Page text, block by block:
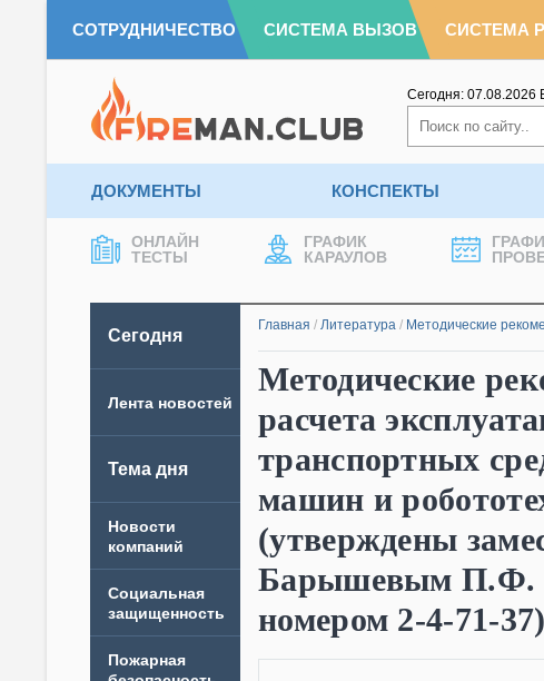
СОТРУДНИЧЕСТВО СИСТЕМА ВЫЗОВ СИСТЕМА
Сегодня: 07.08.2026
ДОКУМЕНТЫ КОНСПЕКТЫ
ОНЛАЙН
ТЕСТЫ
ГРАФИК
КАРАУЛОВ
Сегодня
Лента новостей
Тема дня
Новости
компаний
Главная / Литература / Методические
Методические
расчета
транспортных
машин и
(утверждены
Барышевым П.Ф.
номером 2-4-71-37)